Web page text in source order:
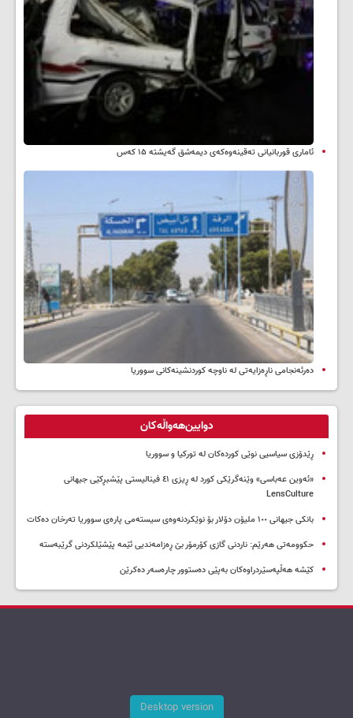
ئاماری قوربانیانی تەقینەوەکەی دیمەشق گەیشتە ۱۵ کەس
دەرئەنجامی ناڕەزایەتی لە ناوچە کوردنشینەکانی سووریا
دوایین‌هەواڵەکان
ڕێدۆزی سیاسیی نوێی کوردەکان لە تورکیا و سووریا
«ئەوین عەباسی» وێنەگرێکی کورد لە ڕیزی ٤١ فینالیستی پێشبڕکێی جیهانی
LensCulture
بانکی جیهانی ١٠٠ ملیۆن دۆلار بۆ نوێکردنەوەی سیستەمی پارەی سووریا تەرخان دەکات
حکوومەتی هەرێم: ناردنی گازی کۆرمۆر بێ ڕەزامەندیی ئێمە پێشێلکردنی گرێبەستە
کێشە هەڵپەسێردراوەکان بەپێی دەستوور چارەسەر دەکرێن
Desktop version